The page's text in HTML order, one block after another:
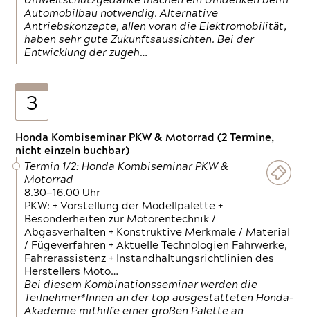
Automobilbau notwendig. Alternative
Antriebskonzepte, allen voran die Elektromobilität,
haben sehr gute Zukunftsaussichten. Bei der
Entwicklung der zugeh…
3
Honda Kombiseminar PKW & Motorrad (2 Termine,
nicht einzeln buchbar)
Termin 1/2: Honda Kombiseminar PKW &
Motorrad
8.30—16.00 Uhr
PKW: + Vorstellung der Modellpalette +
Besonderheiten zur Motorentechnik /
Abgasverhalten + Konstruktive Merkmale / Material
/ Fügeverfahren + Aktuelle Technologien Fahrwerke,
Fahrerassistenz + Instandhaltungsrichtlinien des
Herstellers Moto…
Bei diesem Kombinationsseminar werden die
Teilnehmer*Innen an der top ausgestatteten Honda-
Akademie mithilfe einer großen Palette an